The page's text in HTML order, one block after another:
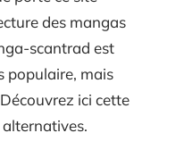
des mangas
scantrad est
populaire, mais
ici cette